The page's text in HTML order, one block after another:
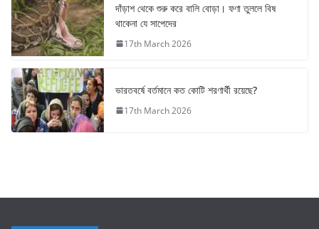
দাঁড়াশ থেকে শুরু করে বালি বোড়া। ফণা তুললে বিষ
থাকেনা যে সাপেদের
17th March 2026
ভারতবর্ষে বর্তমানে কত কোটি শরণার্থী রয়েছে?
17th March 2026